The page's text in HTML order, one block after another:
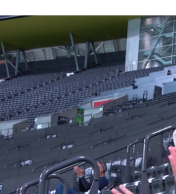
パートナーメディア Sitakkeパート
運営会社 広告掲載 情報提供・お問い合わ
プライバシーポリシー
閉じる